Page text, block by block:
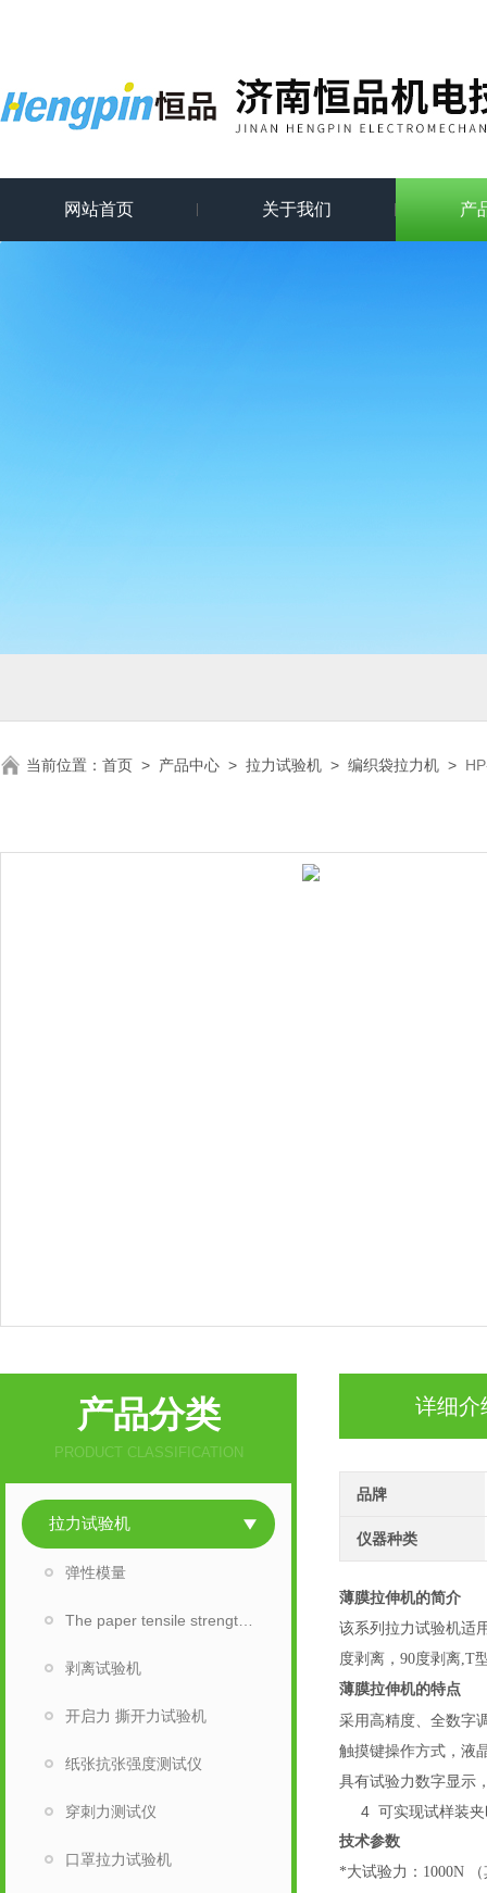
网站首页 关于我们 产
当前位置： 首页 > 产品中心 > 拉力试验机 > 编织袋拉力机 >
详细介
品牌
仪器种类
薄膜拉伸机的
该系列拉力试验机适
度剥离，90度剥离,T
薄膜拉伸机的特点
采用高精度、全数字
触摸键操作方式，液
具有试验力数字显示
4 可实现试样装夹
技术参数
*大试验力：1000N
产品分类
PRODUCT CLASSIFICATION
拉力试验机
弹性模量
剥离试验机
开启力 撕开力试验机
纸张抗张强度测试仪
穿刺力测试仪
口罩拉力试验机